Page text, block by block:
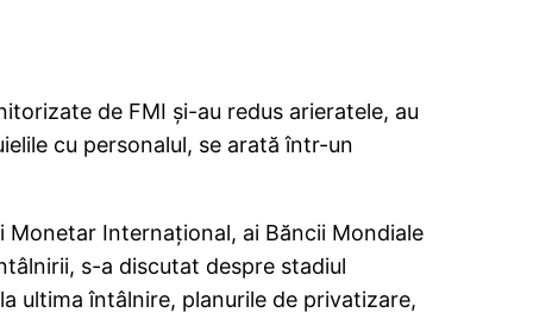
de FMI şi-au redus arieratele, au
cu personalul, se arată într-un
Internaţional, ai Băncii Mondiale
s-a discutat despre stadiul
ultima întâlnire, planurile de privatizare,